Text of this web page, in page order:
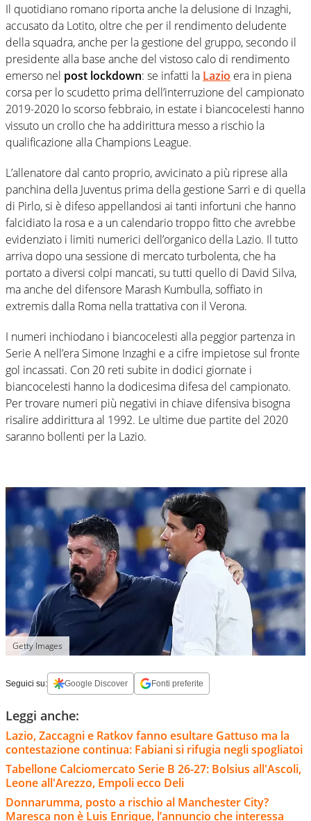
Il quotidiano romano riporta anche la delusione di Inzaghi,
accusato da Lotito, oltre che per il rendimento deludente
della squadra, anche per la gestione del gruppo, secondo il
presidente alla base anche del vistoso calo di rendimento
emerso nel post lockdown: se infatti la Lazio era in piena
corsa per lo scudetto prima dell’interruzione del campionato
2019-2020 lo scorso febbraio, in estate i biancocelesti hanno
vissuto un crollo che ha addirittura messo a rischio la
qualificazione alla Champions League.
L’allenatore dal canto proprio, avvicinato a più riprese alla
panchina della Juventus prima della gestione Sarri e di quella
di Pirlo, si è difeso appellandosi ai tanti infortuni che hanno
falcidiato la rosa e a un calendario troppo fitto che avrebbe
evidenziato i limiti numerici dell’organico della Lazio. Il tutto
arriva dopo una sessione di mercato turbolenta, che ha
portato a diversi colpi mancati, su tutti quello di David Silva,
ma anche del difensore Marash Kumbulla, soffiato in
extremis dalla Roma nella trattativa con il Verona.
I numeri inchiodano i biancocelesti alla peggior partenza in
Serie A nell’era Simone Inzaghi e a cifre impietose sul fronte
gol incassati. Con 20 reti subite in dodici giornate i
biancocelesti hanno la dodicesima difesa del campionato.
Per trovare numeri più negativi in chiave difensiva bisogna
risalire addirittura al 1992. Le ultime due partite del 2020
saranno bollenti per la Lazio.
Getty Images
Seguici su: Google Discover Fonti preferite
Leggi anche:
Lazio, Zaccagni e Ratkov fanno esultare Gattuso ma la
contestazione continua: Fabiani si rifugia negli spogliatoi
Tabellone Calciomercato Serie B 26-27: Bolsius all'Ascoli,
Leone all'Arezzo, Empoli ecco Deli
Donnarumma, posto a rischio al Manchester City?
Maresca non è Luis Enrique, l’annuncio che interessa